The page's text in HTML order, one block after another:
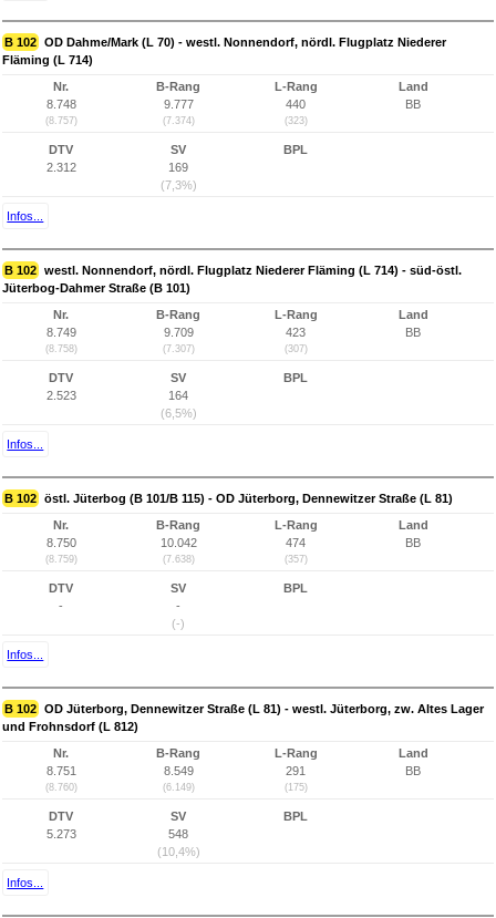
B 102 OD Dahme/Mark (L 70) - westl. Nonnendorf, nördl. Flugplatz Niederer
Fläming (L 714)
Nr.
8.748
(8.757)
B-Rang
9.777
(7.374)
L-Rang
440
(323)
Land
BB
DTV
2.312
SV
169
(7,3%)
BPL
Infos...
B 102 westl. Nonnendorf, nördl. Flugplatz Niederer Fläming (L 714) - süd-östl.
Jüterbog-Dahmer Straße (B 101)
Nr.
8.749
(8.758)
B-Rang
9.709
(7.307)
L-Rang
423
(307)
Land
BB
DTV
2.523
SV
164
(6,5%)
BPL
Infos...
B 102 östl. Jüterbog (B 101/B 115) - OD Jüterborg, Dennewitzer Straße (L 81)
Nr.
8.750
(8.759)
B-Rang
10.042
(7.638)
L-Rang
474
(357)
Land
BB
DTV
-
SV
-
(-)
BPL
Infos...
B 102 OD Jüterborg, Dennewitzer Straße (L 81) - westl. Jüterborg, zw. Altes Lager
und Frohnsdorf (L 812)
Nr.
8.751
(8.760)
B-Rang
8.549
(6.149)
L-Rang
291
(175)
Land
BB
DTV
5.273
SV
548
(10,4%)
BPL
Infos...